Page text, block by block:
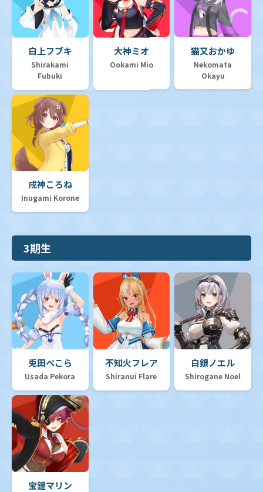
白上フブキ
Shirakami
Fubuki
大神ミオ
Ookami Mio
猫又おかゆ
Nekomata
Okayu
戌神ころね
Inugami Korone
3期生
兎田ぺこら
Usada Pekora
不知火フレア
Shiranui Flare
白銀ノエル
Shirogane Noel
宝鐘マリン